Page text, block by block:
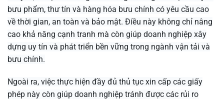
bưu phẩm, thư tín và hàng hóa bưu chính có yêu cầu cao
về thời gian, an toàn và bảo mật. Điều này không chỉ nâng
cao khả năng cạnh tranh mà còn giúp doanh nghiệp xây
dựng uy tín và phát triển bền vững trong ngành vận tải và
bưu chính.
Ngoài ra, việc thực hiện đầy đủ thủ tục xin cấp các giấy
phép này còn giúp doanh nghiệp tránh được các rủi ro